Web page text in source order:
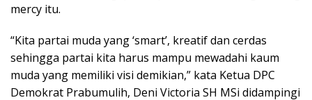
mercy itu.
“Kita partai muda yang ‘smart’, kreatif dan cerdas
sehingga partai kita harus mampu mewadahi kaum
muda yang memiliki visi demikian,” kata Ketua DPC
Demokrat Prabumulih, Deni Victoria SH MSi didampingi